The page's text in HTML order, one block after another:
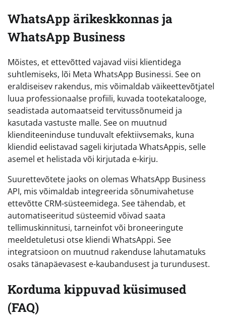
WhatsApp ärikeskkonnas ja
WhatsApp Business
Mõistes, et ettevõtted vajavad viisi klientidega
suhtlemiseks, lõi Meta WhatsApp Businessi. See on
eraldiseisev rakendus, mis võimaldab väikeettevõtjatel
luua professionaalse profiili, kuvada tootekatalooge,
seadistada automaatseid tervitussõnumeid ja
kasutada vastuste malle. See on muutnud
klienditeeninduse tunduvalt efektiivsemaks, kuna
kliendid eelistavad sageli kirjutada WhatsAppis, selle
asemel et helistada või kirjutada e-kirju.
Suurettevõtete jaoks on olemas WhatsApp Business
API, mis võimaldab integreerida sõnumivahetuse
ettevõtte CRM-süsteemidega. See tähendab, et
automatiseeritud süsteemid võivad saata
tellimuskinnitusi, tarneinfot või broneeringute
meeldetuletusi otse kliendi WhatsAppi. See
integratsioon on muutnud rakenduse lahutamatuks
osaks tänapäevasest e-kaubandusest ja turundusest.
Korduma kippuvad küsimused
(FAQ)